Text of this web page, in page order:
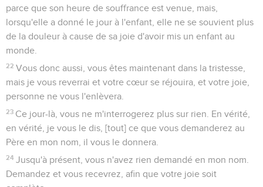
parce que son heure de souffrance est venue, mais,
lorsqu'elle a donné le jour à l'enfant, elle ne se souvient plus
de la douleur à cause de sa joie d'avoir mis un enfant au
monde.
22 Vous donc aussi, vous êtes maintenant dans la tristesse,
mais je vous reverrai et votre cœur se réjouira, et votre joie,
personne ne vous l'enlèvera.
23 Ce jour-là, vous ne m'interrogerez plus sur rien. En vérité,
en vérité, je vous le dis, [tout] ce que vous demanderez au
Père en mon nom, il vous le donnera.
24 Jusqu'à présent, vous n'avez rien demandé en mon nom.
Demandez et vous recevrez, afin que votre joie soit